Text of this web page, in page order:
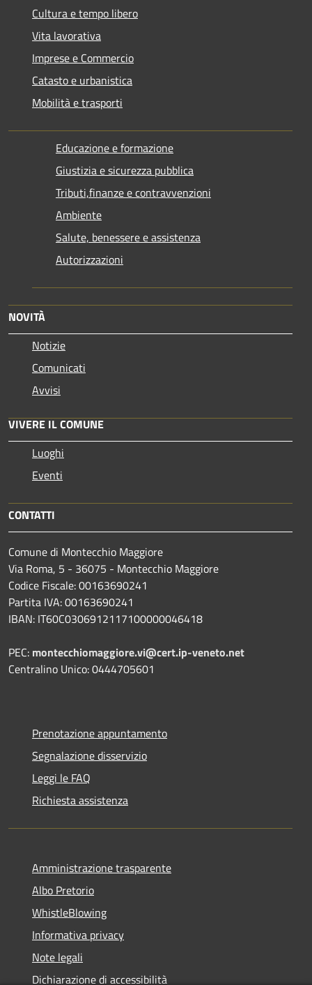
Cultura e tempo libero
Vita lavorativa
Imprese e Commercio
Catasto e urbanistica
Mobilità e trasporti
Educazione e formazione
Giustizia e sicurezza pubblica
Tributi,finanze e contravvenzioni
Ambiente
Salute, benessere e assistenza
Autorizzazioni
NOVITÀ
Notizie
Comunicati
Avvisi
VIVERE IL COMUNE
Luoghi
Eventi
CONTATTI
Comune di Montecchio Maggiore
Via Roma, 5 - 36075 - Montecchio Maggiore
Codice Fiscale: 00163690241
Partita IVA: 00163690241
IBAN: IT60C0306912117100000046418
PEC: montecchiomaggiore.vi@cert.ip-veneto.net
Centralino Unico: 0444705601
Prenotazione appuntamento
Segnalazione disservizio
Leggi le FAQ
Richiesta assistenza
Amministrazione trasparente
Albo Pretorio
WhistleBlowing
Informativa privacy
Note legali
Dichiarazione di accessibilità